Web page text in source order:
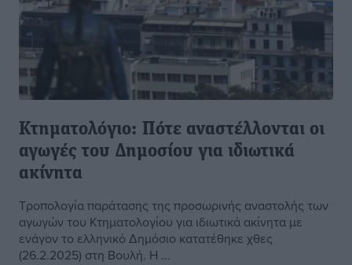
Κτηματολόγιο: Πότε αναστέλλονται οι
αγωγές του Δημοσίου για ιδιωτικά
ακίνητα
Τροπολογία παράτασης της προσωρινής αναστολής των
αγωγών του Κτηματολογίου για ιδιωτικά ακίνητα με
ενάγον το ελληνικό Δημόσιο κατατέθηκε χθες
(26.2.2025) στη Βουλή. Η ...